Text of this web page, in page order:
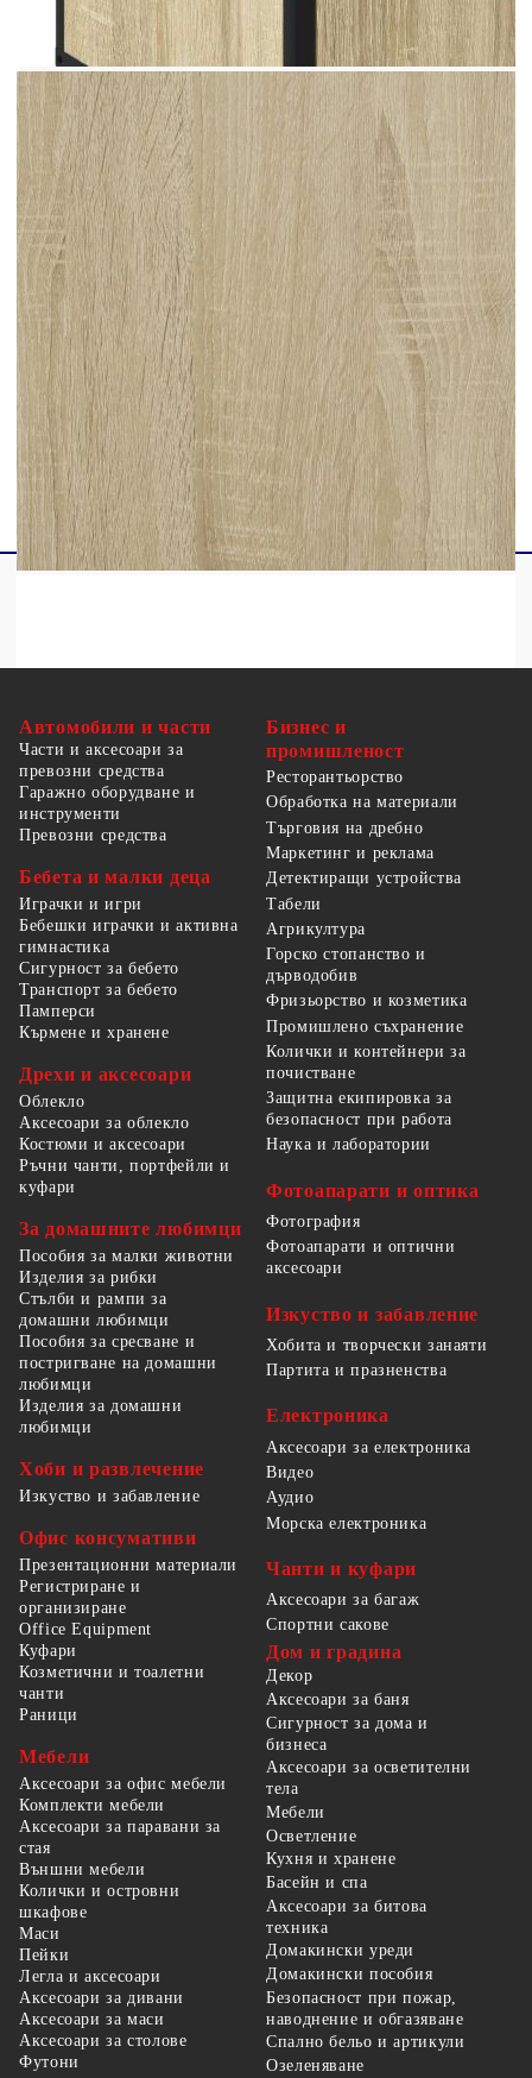
кърпа и изисква по-малко поддръжка.
Цвят: Дъб сонома
Материал: Инженерно дърво, метал
Размери: 180 x 35 x 41 см (Ш x Д x В)
Максимална товароносимост (отгоре): 30
кг
Максимален товароносимост (за всеки
рафт): 10 кг
Максимална товароносимост (за всяко
отделение): 20 кг
Максимална товароносимост (обща): 60 кг
С 2 рафта и 2 отделения с вратички
Необходим е монтаж
Автомобили и части
Части и аксесоари за
превозни средства
Гаражно оборудване и
инструменти
Превозни средства
Бебета и малки деца
Играчки и игри
Бебешки играчки и активна
гимнастика
Сигурност за бебето
Транспорт за бебето
Памперси
Кърмене и хранене
Дрехи и аксесоари
Облекло
Аксесоари за облекло
Костюми и аксесоари
Ръчни чанти, портфейли и
куфари
За домашните любимци
Пособия за малки животни
Изделия за рибки
Стълби и рампи за
домашни любимци
Пособия за сресване и
постригване на домашни
любимци
Изделия за домашни
любимци
Хоби и развлечение
Изкуство и забавление
Офис консумативи
Презентационни материали
Регистриране и
организиране
Office Equipment
Бизнес и
промишленост
Ресторантьорство
Обработка на материали
Търговия на дребно
Маркетинг и реклама
Детектиращи устройства
Табели
Агрикултура
Горско стопанство и
дърводобив
Фризьорство и козметика
Промишлено съхранение
Колички и контейнери за
почистване
Защитна екипировка за
безопасност при работа
Наука и лаборатории
Фотоапарати и оптика
Фотография
Фотоапарати и оптични
аксесоари
Изкуство и забавление
Хобита и творчески занаяти
Партита и празненства
Електроника
Аксесоари за електроника
Видео
Аудио
Морска електроника
Чанти и куфари
Аксесоари за багаж
Спортни сакове
Куфари
Козметични и тоалетни
чанти
Раници
Мебели
Аксесоари за офис мебели
Комплекти мебели
Аксесоари за паравани за
стая
Външни мебели
Колички и островни
шкафове
Маси
Пейки
Легла и аксесоари
Аксесоари за дивани
Аксесоари за маси
Аксесоари за столове
Футони
Дом и градина
Декор
Аксесоари за баня
Сигурност за дома и
бизнеса
Аксесоари за осветителни
тела
Мебели
Осветление
Кухня и хранене
Басейн и спа
Аксесоари за битова
техника
Домакински уреди
Домакински пособия
Безопасност при пожар,
наводнение и обгазяване
Спално бельо и артикули
Озеленяване